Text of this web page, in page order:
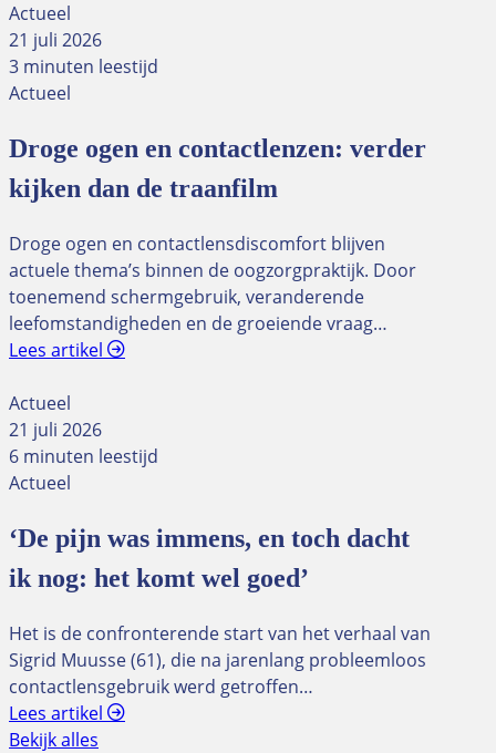
Actueel
21 juli 2026
3 minuten leestijd
Actueel
Droge ogen en contactlenzen: verder
kijken dan de traanfilm
Droge ogen en contactlensdiscomfort blijven
actuele thema’s binnen de oogzorgpraktijk. Door
toenemend schermgebruik, veranderende
leefomstandigheden en de groeiende vraag…
Lees artikel
Actueel
21 juli 2026
6 minuten leestijd
Actueel
‘De pijn was immens, en toch dacht
ik nog: het komt wel goed’
Het is de confronterende start van het verhaal van
Sigrid Muusse (61), die na jarenlang probleemloos
contactlensgebruik werd getroffen…
Lees artikel
Bekijk alles